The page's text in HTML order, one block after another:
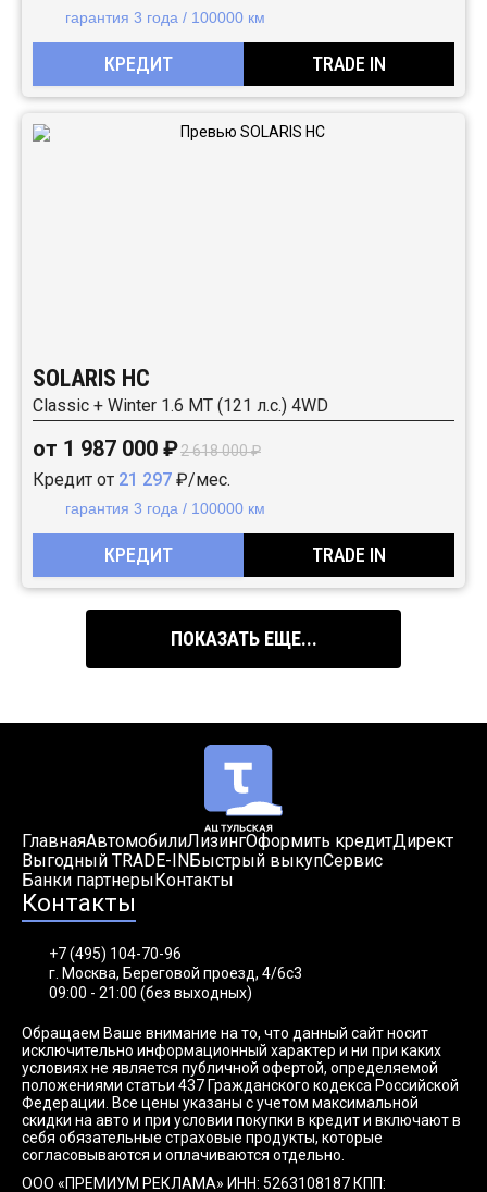
гарантия 3 года / 100000 км
КРЕДИТ TRADE IN
SOLARIS HC
Classic + Winter 1.6 MT (121 л.с.) 4WD
от 1 987 000 ₽2 618 000 ₽
Кредит от 21 297 ₽/мес.
гарантия 3 года / 100000 км
КРЕДИТ TRADE IN
ПОКАЗАТЬ ЕЩЕ...
ГлавнаяАвтомобилиЛизингОформить кредитДирект
Выгодный TRADE-INБыстрый выкупСервис
Банки партнерыКонтакты
Контакты
+7 (495) 104-70-96
г. Москва, Береговой проезд, 4/6с3
09:00 - 21:00 (без выходных)
Обращаем Ваше внимание на то, что данный сайт носит
исключительно информационный характер и ни при каких
условиях не является публичной офертой, определяемой
положениями статьи 437 Гражданского кодекса Российской
Федерации. Все цены указаны с учетом максимальной
скидки на авто и при условии покупки в кредит и включают в
себя обязательные страховые продукты, которые
согласовываются и оплачиваются отдельно.
ООО «ПРЕМИУМ РЕКЛАМА» ИНН: 5263108187 КПП: